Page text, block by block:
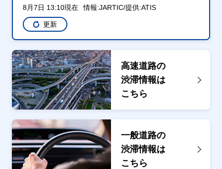
8月7日 13:10現在 情報:JARTIC/提供:ATIS
更新
高速道路の
渋滞情報は
こちら
一般道路の
渋滞情報は
こちら